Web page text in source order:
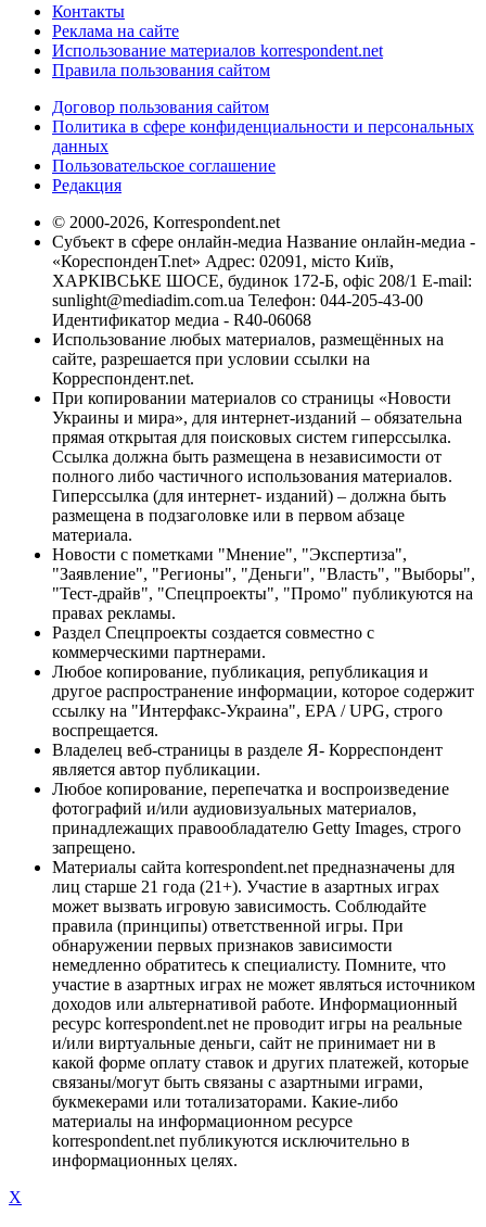
Контакты
Реклама на сайте
Использование материалов korrespondent.net
Правила пользования сайтом
Договор пользования сайтом
Политика в сфере конфиденциальности и персональных
данных
Пользовательское соглашение
Редакция
© 2000-2026, Korrespondent.net
Субъект в сфере онлайн-медиа Название онлайн-медиа -
«КореспонденТ.net» Адрес: 02091, місто Київ,
ХАРКІВСЬКЕ ШОСЕ, будинок 172-Б, офіс 208/1 E-mail:
sunlight@mediadim.com.ua Телефон: 044-205-43-00
Идентификатор медиа - R40-06068
Использование любых материалов, размещённых на
сайте, разрешается при условии ссылки на
Корреспондент.net.
При копировании материалов со страницы «Новости
Украины и мира», для интернет-изданий – обязательна
прямая открытая для поисковых систем гиперссылка.
Ссылка должна быть размещена в независимости от
полного либо частичного использования материалов.
Гиперссылка (для интернет- изданий) – должна быть
размещена в подзаголовке или в первом абзаце
материала.
Новости с пометками "Мнение", "Экспертиза",
"Заявление", "Регионы", "Деньги", "Власть", "Выборы",
"Тест-драйв", "Спецпроекты", "Промо" публикуются на
правах рекламы.
Раздел Спецпроекты создается совместно с
коммерческими партнерами.
Любое копирование, публикация, републикация и
другое распространение информации, которое содержит
ссылку на "Интерфакс-Украина", EPA / UPG, строго
воспрещается.
Владелец веб-страницы в разделе Я- Корреспондент
является автор публикации.
Любое копирование, перепечатка и воспроизведение
фотографий и/или аудиовизуальных материалов,
принадлежащих правообладателю Getty Images, строго
запрещено.
Материалы сайта korrespondent.net предназначены для
лиц старше 21 года (21+). Участие в азартных играх
может вызвать игровую зависимость. Соблюдайте
правила (принципы) ответственной игры. При
обнаружении первых признаков зависимости
немедленно обратитесь к специалисту. Помните, что
участие в азартных играх не может являться источником
доходов или альтернативой работе. Информационный
ресурс korrespondent.net не проводит игры на реальные
и/или виртуальные деньги, сайт не принимает ни в
какой форме оплату ставок и других платежей, которые
связаны/могут быть связаны с азартными играми,
букмекерами или тотализаторами. Какие-либо
материалы на информационном ресурсе
korrespondent.net публикуются исключительно в
информационных целях.
X